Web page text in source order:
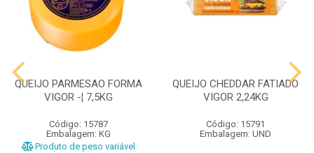
QUEIJO PARMESAO FORMA
VIGOR -¦ 7,5KG
Código: 15787
Embalagem: KG
Produto de peso variável
QUEIJO CHEDDAR FATIADO
VIGOR 2,24KG
Código: 15791
Embalagem: UND